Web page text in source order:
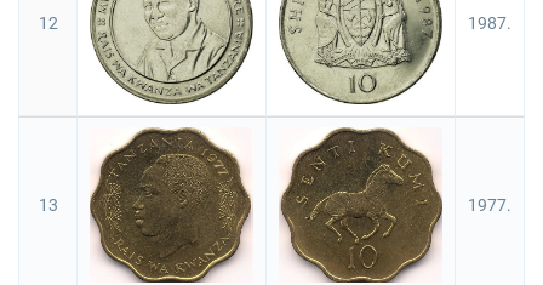
12 1987.
13 1977.